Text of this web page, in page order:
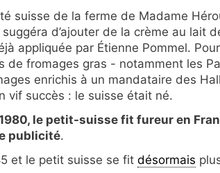
suisse de la ferme de Madame
suggéra d’ajouter de la crème au lait
appliquée par Étienne Pommel.
de fromages gras - notamment les
enrichis à un mandataire des
vif succès : le suisse était né.
le petit-suisse fit fureur en
publicité.
et le petit suisse se fit désormais